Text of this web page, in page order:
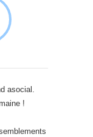
asocial.
!